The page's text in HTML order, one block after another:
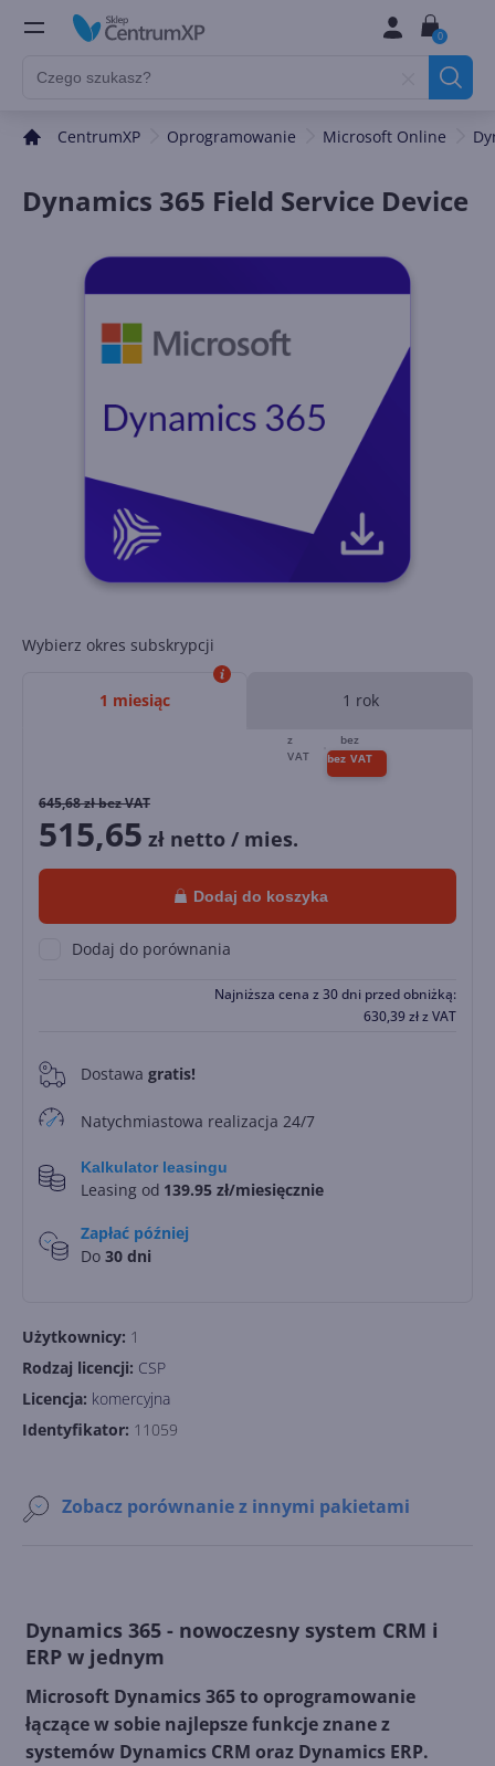
0
CentrumXP Oprogramowanie Microsoft Online
Dynamics 365 Field Service Device
Wybierz okres subskrypcji
1 miesiąc 1 rok
645,68zł bez VAT
515,65 zł netto / mies.
Dodaj do koszyka
Dodaj do porównania
Najniższa cena z 30 dni przed obniżką:
630,39złz VAT
0 Dostawa gratis!
Natychmiastowa realizacja 24/7
Kalkulator leasingu
Leasing od 139.95 zł/miesięcznie
Zapłać później
Do 30 dni
Użytkownicy: 1
Rodzaj licencji: CSP
Licencja: komercyjna
Identyfikator: 11059
Zobacz porównanie z innymi pakietami
Dynamics 365 - nowoczesny system CRM i
ERP w jednym
Microsoft Dynamics 365 to oprogramowanie
łączące w sobie najlepsze funkcje znane z
systemów Dynamics CRM oraz Dynamics ERP.